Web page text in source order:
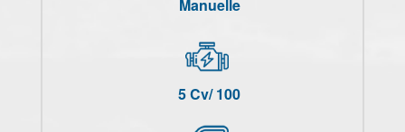
Manuelle
5 Cv/ 100